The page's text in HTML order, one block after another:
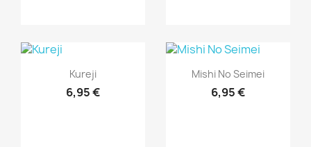
Vista rápida
Kureji
6,95 €
Vista rápida
Mishi No Seimei
6,95 €